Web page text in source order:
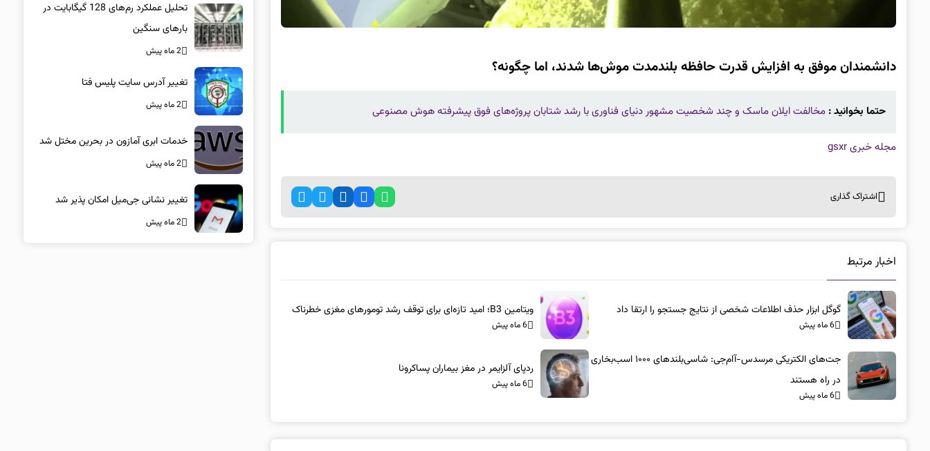
دانشمندان موفق به افزایش قدرت حافظه بلندمدت موش‌ها شدند، اما چگونه؟
حتما بخوانید : مخالفت ایلان ماسک و چند شخصیت مشهور دنیای فناوری با رشد شتابان پروژه‌های فوق پیشرفته هوش مصنوعی
مجله خبری gsxr
اشتراک گذاری
اخبار مرتبط
گوگل ابزار حذف اطلاعات شخصی از نتایج جستجو را ارتقا داد
6 ماه پیش
ویتامین B3؛ امید تازه‌ای برای توقف رشد تومورهای مغزی خطرناک
6 ماه پیش
جت‌های الکتریکی مرسدس-آام‌جی: شاسی‌بلندهای ۱۰۰۰ اسب‌بخاری
در راه هستند
6 ماه پیش
ردپای آلزایمر در مغز بیماران پساکرونا
6 ماه پیش
تحلیل عملکرد رم‌های 128 گیگابایت در
بارهای سنگین
2 ماه پیش
تغییر آدرس سایت پلیس فتا
2 ماه پیش
خدمات ابری آمازون در بحرین مختل شد
2 ماه پیش
تغییر نشانی جی‌میل امکان پذیر شد
2 ماه پیش